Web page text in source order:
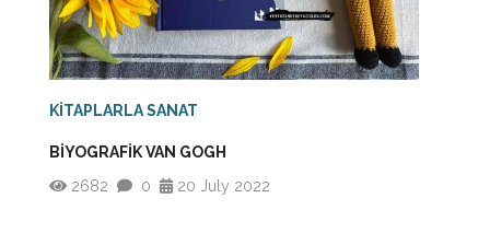
KİTAPLARLA SANAT
BİYOGRAFİK VAN GOGH
2682
0 20 July 2022